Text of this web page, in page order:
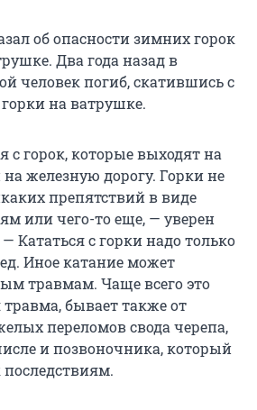
об опасности зимних горок
Два года назад в
человек погиб, скатившись с
на ватрушке.
с горок, которые выходят на
железную дорогу. Горки не
препятствий в виде
или чего-то еще, — уверен
Кататься с горки надо только
Иное катание может
травмам. Чаще всего это
бывает также от
переломов свода черепа,
и позвоночника, который